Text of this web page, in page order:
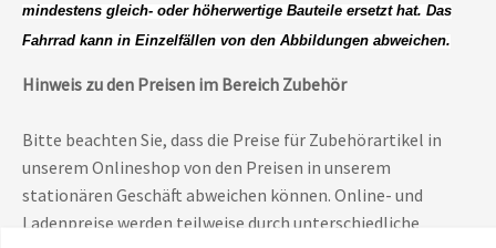
mindestens gleich- oder höherwertige Bauteile ersetzt hat. Das
Fahrrad kann in Einzelfällen von den Abbildungen abweichen.
Hinweis zu den Preisen im Bereich Zubehör
Bitte beachten Sie, dass die Preise für Zubehörartikel in
unserem Onlineshop von den Preisen in unserem
stationären Geschäft abweichen können. Online- und
Ladenpreise werden teilweise durch unterschiedliche